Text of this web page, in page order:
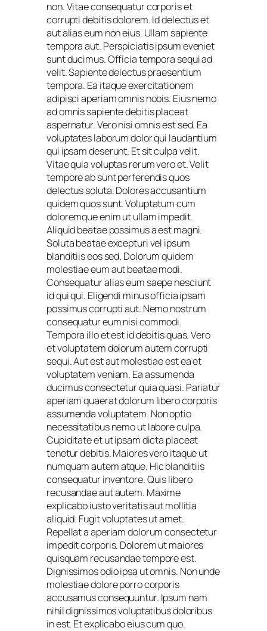
non. Vitae consequatur corporis et
corrupti debitis dolorem. Id delectus et
aut alias eum non eius. Ullam sapiente
tempora aut. Perspiciatis ipsum eveniet
sunt ducimus. Officia tempora sequi ad
velit. Sapiente delectus praesentium
tempora. Ea itaque exercitationem
adipisci aperiam omnis nobis. Eius nemo
ad omnis sapiente debitis placeat
aspernatur. Vero nisi omnis est sed. Ea
voluptates laborum dolor qui laudantium
qui ipsam deserunt. Et sit culpa velit.
Vitae quia voluptas rerum vero et. Velit
tempore ab sunt perferendis quos
delectus soluta. Dolores accusantium
quidem quos sunt. Voluptatum cum
doloremque enim ut ullam impedit.
Aliquid beatae possimus a est magni.
Soluta beatae excepturi vel ipsum
blanditiis eos sed. Dolorum quidem
molestiae eum aut beatae modi.
Consequatur alias eum saepe nesciunt
id qui qui. Eligendi minus officia ipsam
possimus corrupti aut. Nemo nostrum
consequatur eum nisi commodi.
Tempora illo et est id debitis quas. Vero
et voluptatem dolorum autem corrupti
sequi. Aut est aut molestiae est ea et
voluptatem veniam. Ea assumenda
ducimus consectetur quia quasi. Pariatur
aperiam quaerat dolorum libero corporis
assumenda voluptatem. Non optio
necessitatibus nemo ut labore culpa.
Cupiditate et ut ipsam dicta placeat
tenetur debitis. Maiores vero itaque ut
numquam autem atque. Hic blanditiis
consequatur inventore. Quis libero
recusandae aut autem. Maxime
explicabo iusto veritatis aut mollitia
aliquid. Fugit voluptates ut amet.
Repellat a aperiam dolorum consectetur
impedit corporis. Dolorem ut maiores
quisquam recusandae tempore est.
Dignissimos odio ipsa ut omnis. Non unde
molestiae dolore porro corporis
accusamus consequuntur. Ipsum nam
nihil dignissimos voluptatibus doloribus
in est. Et explicabo eius cum quo.